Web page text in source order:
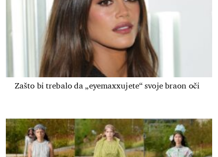
Zašto bi trebalo da „eyemaxxujete“ svoje braon oči